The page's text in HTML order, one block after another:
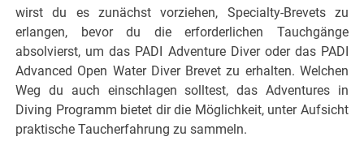
wirst du es zunächst vorziehen, Specialty-Brevets zu
erlangen, bevor du die erforderlichen Tauchgänge
absolvierst, um das PADI Adventure Diver oder das PADI
Advanced Open Water Diver Brevet zu erhalten. Welchen
Weg du auch einschlagen solltest, das Adventures in
Diving Programm bietet dir die Möglichkeit, unter Aufsicht
praktische Taucherfahrung zu sammeln.